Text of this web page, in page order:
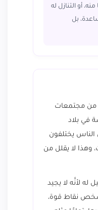
أو التنازل له
بل
مجتمعات
في بلاد
يختلفون
وهذا لا يقلل من
لأنَّه لا يجيد
شخص نقاط قوة،